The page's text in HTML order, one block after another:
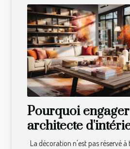
Pourquoi
architecte
La décoration n'est pas réservé